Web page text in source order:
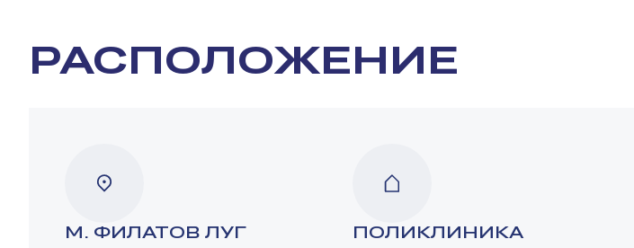
РАСПОЛОЖЕНИЕ
М. ФИЛАТОВ ЛУГ ПОЛИКЛИНИКА